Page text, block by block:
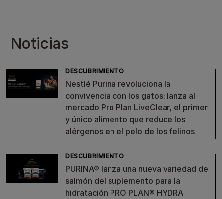
Noticias
DESCUBRIMIENTO
Nestlé Purina revoluciona la
convivencia con los gatos: lanza al
mercado Pro Plan LiveClear, el primer
y único alimento que reduce los
alérgenos en el pelo de los felinos
DESCUBRIMIENTO
PURINA® lanza una nueva variedad de
salmón del suplemento para la
hidratación PRO PLAN® HYDRA